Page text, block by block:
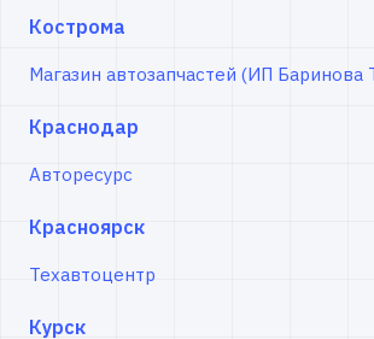
Кострома
Магазин автозапчастей (ИП Баринова
Краснодар
Авторесурс
Красноярск
Техавтоцентр
Курск